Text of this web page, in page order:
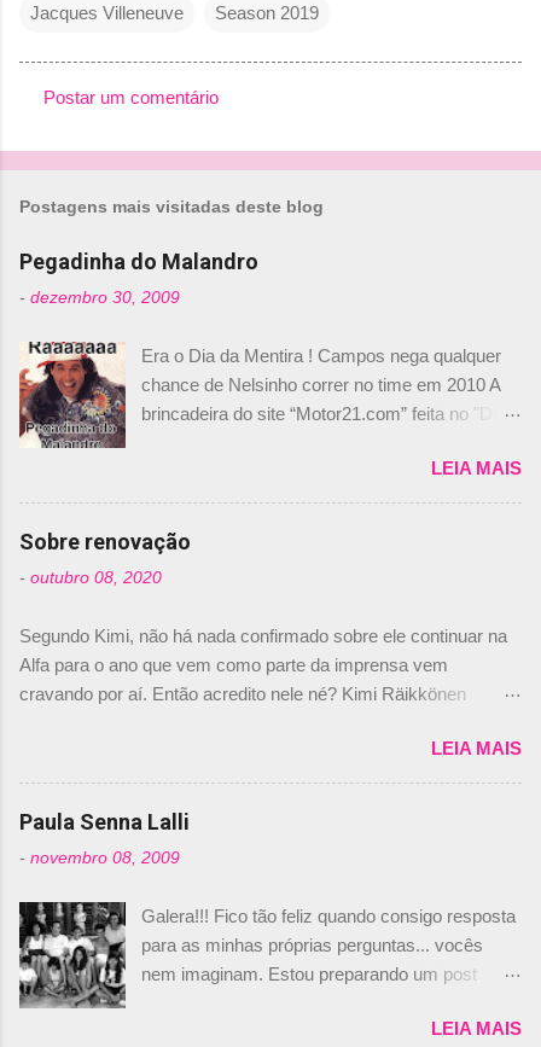
Jacques Villeneuve Season 2019
o
n
t
r
i
o
Postar um comentário
Postagens mais visitadas deste blog
Pegadinha do Malandro
- dezembro 30, 2009
Era o Dia da Mentira ! Campos nega qualquer
chance de Nelsinho correr no time em 2010 A
brincadeira do site “Motor21.com” feita no "Día
de abril –, afirmando que Nelson Piquet havia
comprado 15% das ações da Campos, dando,
com isso, um lugar no time a Nelsinho Piquet,
foi esclarecida de uma vez por todas por
Daniele Audetto, diretor da escuderia. O
não será o companheiro de Bruno Senna em
2010. "Na verdade, nós recebemos uma oferta
de Piquet", admitiu Audetto. “Mas depois de ter
dois brasileiros”, explicou, dizendo ainda que
não tem nada contra o filho do tricampeão
Nelson Piquet. “Ele é um bom piloto, rápido e
experiente.” Audetto disse ainda que a suposta
não corresponde à realidade. “O suposto 15%
de investimento seria menor do que aquilo que
outros pilotos podem trazer: italianos, r...
LEIA MAIS
Sobre renovação
- outubro 08, 2020
Segundo Kimi, não há nada confirmado sobre ele continuar na
Alfa para o ano que vem como parte da imprensa vem
cravando por aí. Então acredito nele né? Kimi Räikkönen
truth but I’ve never had an option in my contract so that’s
should, pretty much, tell you that it’s not true." #Kimi7 #EifelGP
#AlfaRomeoRacing pic.twitter.com/77EDVn39Ia — Kimi
Romain falando sobre o fato do Iceman estar há tantos anos na
@RGrosjean ! #EifelGP 🇩🇪 #F1
pic.twitter.com/GSAu1LWnwW — Formula 1 (@F1) October 8,
2020 Beijinhos, Ludy
LEIA MAIS
Paula Senna Lalli
- novembro 08, 2009
Galera!!! Fico tão feliz quando consigo resposta
para as minhas próprias perguntas... vocês
nem imaginam. Estou preparando um post
nunca falei sobre ela, aqui no Octeto. No meio
LEIA MAIS